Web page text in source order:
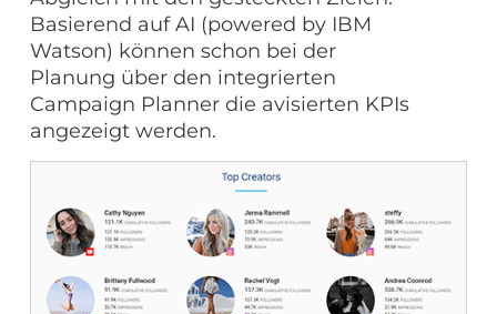
Basierend auf AI (powered by IBM
Watson) können schon bei der
Planung über den integrierten
Campaign Planner die avisierten KPIs
angezeigt werden.